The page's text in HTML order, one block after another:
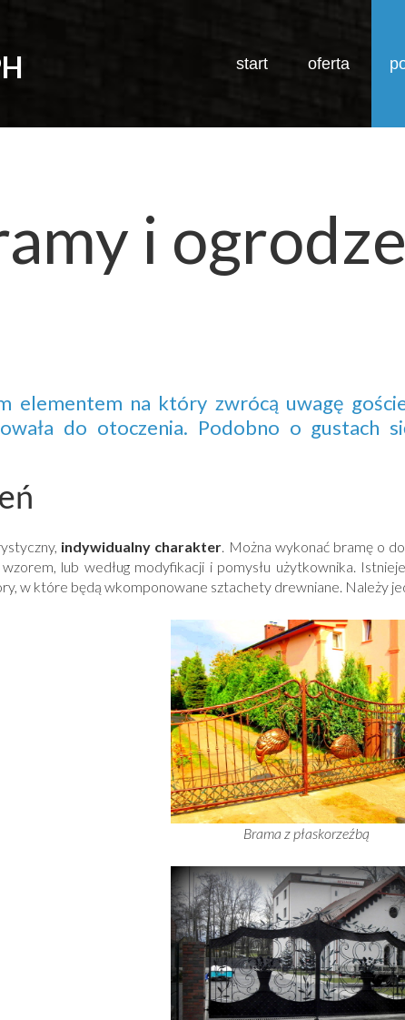
H start oferta
i
elementem na który zwrócą uwagę
do otoczenia. Podobno o gustach
indywidualny charakter. Można wykonać bramę o
lub według modyfikacji i pomysłu użytkownika.
w które będą wkomponowane sztachety drewniane. Należy
Brama z płaskorzeźbą